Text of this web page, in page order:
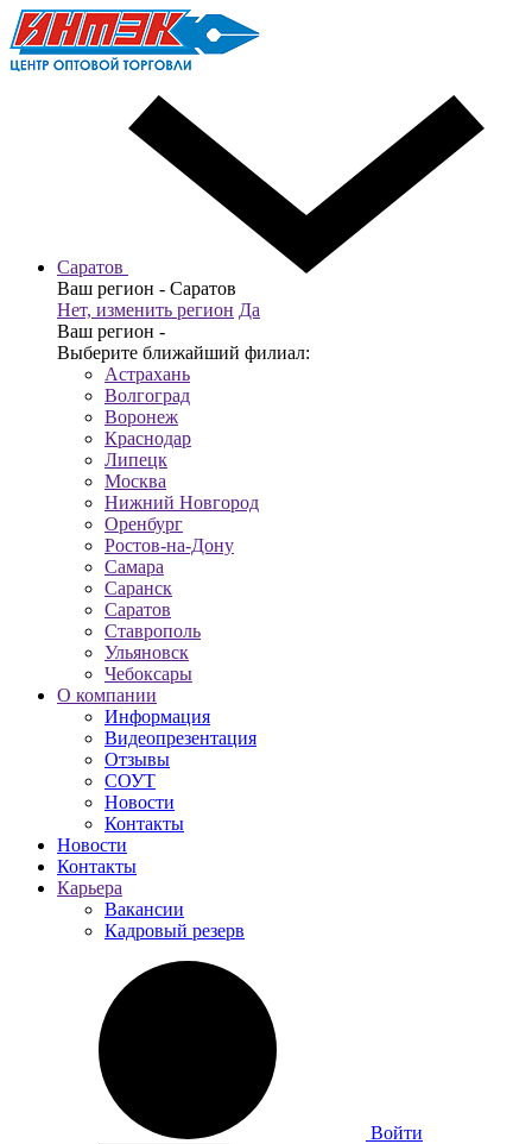
Саратов
Ваш регион - Саратов
Нет, изменить регион Да
Ваш регион -
Выберите ближайший филиал:
Астрахань
Волгоград
Воронеж
Краснодар
Липецк
Москва
Нижний Новгород
Оренбург
Ростов-на-Дону
Самара
Саранск
Саратов
Ставрополь
Ульяновск
Чебоксары
О компании
Информация
Видеопрезентация
Отзывы
СОУТ
Новости
Контакты
Новости
Контакты
Карьера
Вакансии
Кадровый резерв
Войти